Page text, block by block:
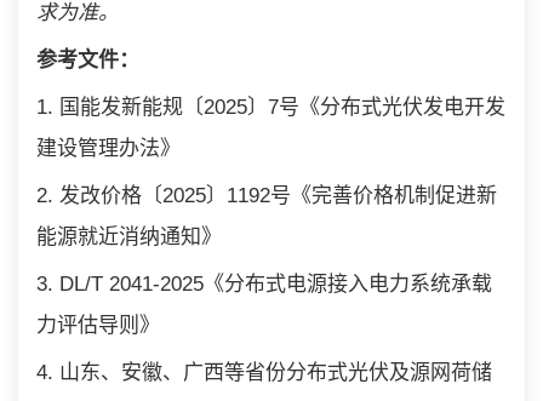
求为准。
参考文件：
1. 国能发新能规〔2025〕7号《分布式光伏发电开发
建设管理办法》
2. 发改价格〔2025〕1192号《完善价格机制促进新
能源就近消纳通知》
3. DL/T 2041-2025《分布式电源接入电力系统承载
力评估导则》
4. 山东、安徽、广西等省份分布式光伏及源网荷储